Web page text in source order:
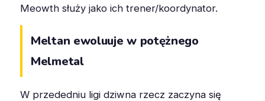
Meowth służy jako ich trener/koordynator.
Meltan ewoluuje w potężnego
Melmetal
W przededniu ligi dziwna rzecz zaczyna się